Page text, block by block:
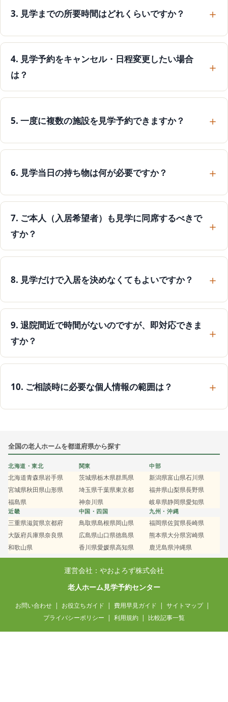
3. 見学までの所要時間はどれくらいですか？
4. 見学予約をキャンセル・日程変更したい場合
は？
5. 一度に複数の施設を見学予約できますか？
6. 見学当日の持ち物は何が必要ですか？
7. ご本人（入居希望者）も見学に同席するべきで
すか？
8. 見学だけで入居を決めなくてもよいですか？
9. 退院間近で時間がないのですが、即対応できま
すか？
10. ご相談時に必要な個人情報の範囲は？
全国の老人ホームを都道府県から探す
北海道・東北
北海道青森県岩手県
宮城県秋田県山形県
福島県
関東
茨城県栃木県群馬県
埼玉県千葉県東京都
神奈川県
中部
新潟県富山県石川県
福井県山梨県長野県
岐阜県静岡県愛知県
近畿
三重県滋賀県京都府
大阪府兵庫県奈良県
和歌山県
中国・四国
鳥取県島根県岡山県
広島県山口県徳島県
香川県愛媛県高知県
九州・沖縄
福岡県佐賀県長崎県
熊本県大分県宮崎県
鹿児島県沖縄県
運営会社：やおよろず株式会社
老人ホーム見学予約センター
お問い合わせ お役立ちガイド 費用早見ガイド
サイトマップ
プライバシーポリシー
利用規約 比較記事一覧